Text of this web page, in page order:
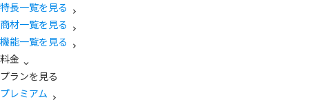
特長一覧を見る
商材一覧を見る
機能一覧を見る
料金
プランを見る
プレミアム